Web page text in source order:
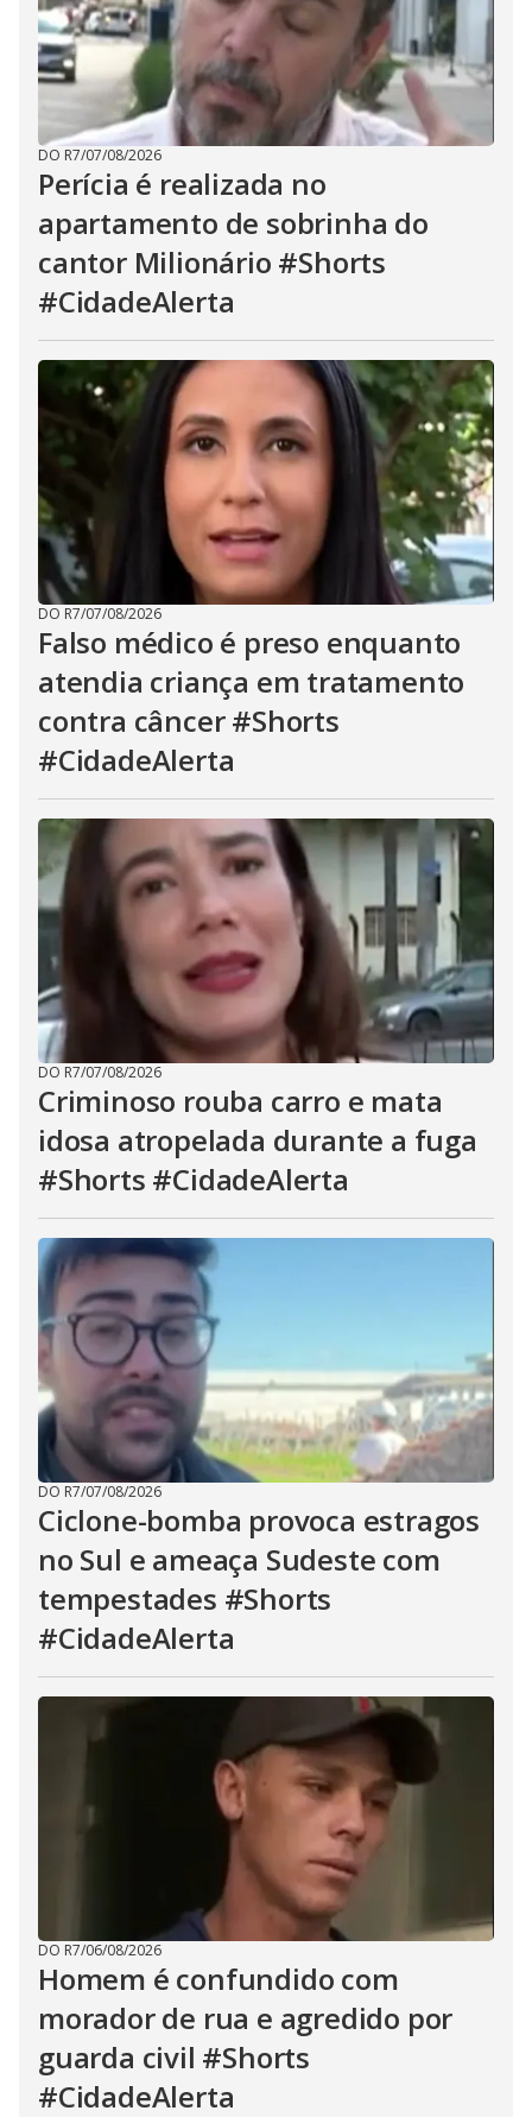
DO R7/07/08/2026
Perícia é realizada no
apartamento de sobrinha do
cantor Milionário #Shorts
#CidadeAlerta
DO R7/07/08/2026
Falso médico é preso enquanto
atendia criança em tratamento
contra câncer #Shorts
#CidadeAlerta
DO R7/07/08/2026
Criminoso rouba carro e mata
idosa atropelada durante a fuga
#Shorts #CidadeAlerta
DO R7/07/08/2026
Ciclone-bomba provoca estragos
no Sul e ameaça Sudeste com
tempestades #Shorts
#CidadeAlerta
DO R7/06/08/2026
Homem é confundido com
morador de rua e agredido por
guarda civil #Shorts
#CidadeAlerta